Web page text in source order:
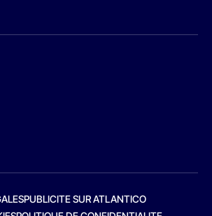
PUBLICITE SUR ATLANTICO